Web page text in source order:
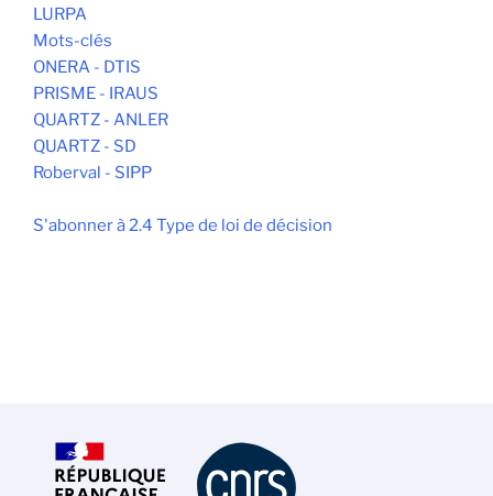
LURPA
Mots-clés
ONERA - DTIS
PRISME - IRAUS
QUARTZ - ANLER
QUARTZ - SD
Roberval - SIPP
S'abonner à 2.4 Type de loi de décision